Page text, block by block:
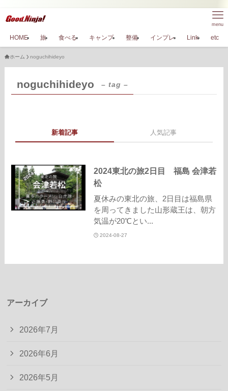
menu
HOME 旅 食べる キャンプ 整備 インプレ Link etc
ホーム noguchihideyo
noguchihideyo – tag –
新着記事 人気記事
2024東北の旅2日目 福島 会津若
松
夏休みの東北の旅、2日目は福島県
を周ってきました山形蔵王は、朝方
気温が20℃とい...
2024-08-27
アーカイブ
2026年7月
2026年6月
2026年5月